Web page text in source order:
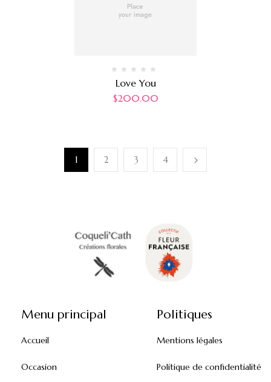
Love You
$200.00
1 2 3 4
Menu principal
Accueil
Occasion
Politiques
Mentions légales
Politique de confidentialité